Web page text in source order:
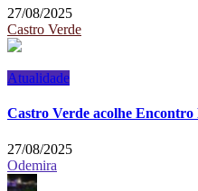
27/08/2025
Castro Verde
Atualidade
Castro Verde acolhe
27/08/2025
Odemira